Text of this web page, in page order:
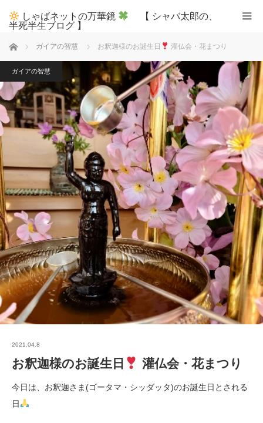
しゃばネットの万華鏡
【 シャバ太郎の、
半死半生ブログ 】
ホーム ガイアの智慧 お釈迦様のお誕生日 灌仏会・花まつり
ガイアの智慧
2021.04.8
お釈迦様のお誕生日 灌仏会・花まつり
今日は、お釈迦さま(ゴータマ・シッダッタ)のお誕生日とされる
日